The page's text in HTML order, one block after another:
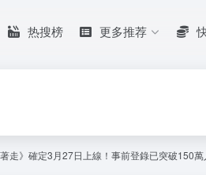
热搜榜 更多推荐
走》確定3月27日上線！事前登錄已突破150萬